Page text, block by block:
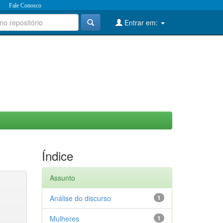
Fale Conosco
Entrar em:
Índice
Assunto
1
Análise do discurso
1
Mulheres